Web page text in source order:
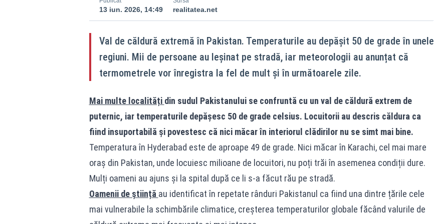
13 iun. 2026, 14:49 realitatea.net
Val de căldură extremă în Pakistan. Temperaturile au depășit 50 de grade în unele
regiuni. Mii de persoane au leșinat pe stradă, iar meteorologii au anunțat că
termometrele vor înregistra la fel de mult și în următoarele zile.
Mai multe localități din sudul Pakistanului se confruntă cu un val de căldură extrem de
puternic, iar temperaturile depășesc 50 de grade celsius. Locuitorii au descris căldura ca
fiind insuportabilă și povestesc că nici măcar în interiorul clădirilor nu se simt mai bine.
Temperatura în Hyderabad este de aproape 49 de grade. Nici măcar în Karachi, cel mai mare
oraș din Pakistan, unde locuiesc milioane de locuitori, nu poți trăi în asemenea condiții dure.
Mulți oameni au ajuns și la spital după ce li s-a făcut rău pe stradă.
Oamenii de știință au identificat în repetate rânduri Pakistanul ca fiind una dintre țările cele
mai vulnerabile la schimbările climatice, creșterea temperaturilor globale făcând valurile de